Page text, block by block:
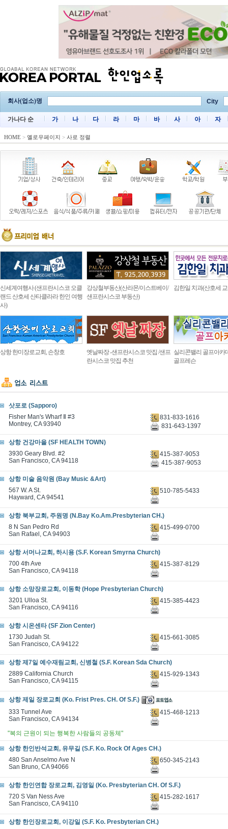
회사(업소)명 City
가나다 순 가 나 다 라 마 바 사 아 자
HOME > 옐로우페이지 > 사로 정렬
신세계여행사 (샌프란시스코 오클
랜드 산호세 산타클라라 한인 여행
사)
강상철부동산(산라몬/이스트베이/
샌프란시스코 부동산)
김한일 치과(산호세
상항 한미장로교회, 손창호
옛날짜장 -샌프란시스코 맛집 /샌프
란시스코 맛집 추천
실리콘밸리 골프아카
골프레슨
삿포로 (Sapporo)
Fisher Man's Wharf Ⅱ #3
Montrey, CA 93940
831-833-1616
831-643-1397
상항 건강마을 (SF HEALTH TOWN)
3930 Geary Blvd. #2
San Francisco, CA 94118
415-387-9053
415-387-9053
상항 미술 음악원 (Bay Music &Art)
567 W. A St.
Hayward, CA 94541
510-785-5433
상항 북부교회, 주원명 (N.Bay Ko.Am.Presbyterian CH.)
8 N San Pedro Rd
San Rafael, CA 94903
415-499-0700
상항 서머나교회, 하시용 (S.F. Korean Smyrna Church)
700 4th Ave
San Francisco, CA 94118
415-387-8129
상항 소망장로교회, 이동학 (Hope Presbyterian Church)
3201 Ulloa St.
San Francisco, CA 94116
415-385-4423
상항 시온센타 (SF Zion Center)
1730 Judah St.
San Francisco, CA 94122
415-661-3085
상항 제7일 예수재림교회, 신병철 (S.F. Korean Sda Church)
2889 California Church
San Francisco, CA 94115
415-929-1343
상항 제일 장로교회 (Ko. Frist Pres. CH. Of S.F.)
333 Tunnel Ave
San Francisco, CA 94134
415-468-1213
"복의 근원이 되는 행복한 사람들의 공동체"
상항 한인반석교회, 유무길 (S.F. Ko. Rock Of Ages CH.)
480 San Anselmo Ave N
San Bruno, CA 94066
650-345-2143
상항 한인연합 장로교회, 김영일 (Ko. Presbyterian CH. Of S.F.)
720 S Van Ness Ave
San Francisco, CA 94110
415-282-1617
상항 한인장로교회, 이강일 (S.F. Ko. Presbyterian CH.)